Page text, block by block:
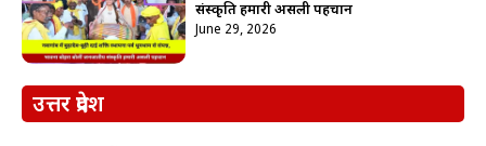
संस्कृति हमारी असली पहचान
June 29, 2026
उत्तर प्रदेश